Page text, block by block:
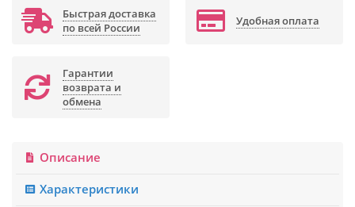
Быстрая доставка
по всей России
Удобная оплата
Гарантии
возврата и
обмена
Описание
Характеристики